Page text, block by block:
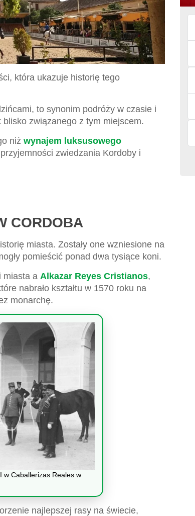
która ukazuje historię tego
to synonim podróży w czasie i
związanego z tym miejscem.
niż wynajem luksusowego
zwiedzania Kordoby i
CORDOBA
miasta. Zostały one wzniesione na
pomieścić ponad dwa tysiące koni.
miasta a Alkazar Reyes Cristianos,
nabrało kształtu w 1570 roku na
monarchę.
w Caballerizas Reales w
najlepszej rasy na świecie,